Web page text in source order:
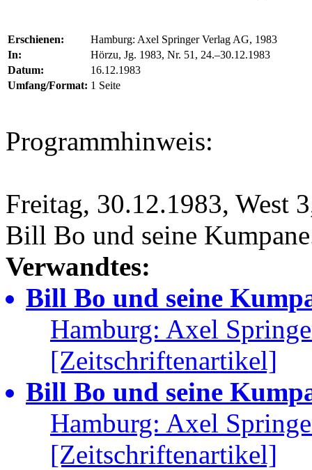
Erschienen:
Hamburg: Axel Springer Verlag AG, 1983
In:
Hörzu, Jg. 1983, Nr. 51, 24.–30.12.1983
Datum:
16.12.1983
Umfang/Format: 1 Seite
Programmhinweis:
Freitag, 30.12.1983, West
Bill Bo und seine
Verwandtes:
Bill Bo und seine
Hamburg: Axel
[Zeitschriftenartikel]
Bill Bo und seine
Hamburg: Axel
[Zeitschriftenartikel]